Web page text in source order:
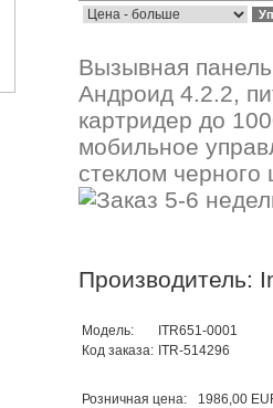
Вызывная
Андроид 4.2.2,
картридер до
мобильное
стеклом черного
Производитель:
Модель:
ITR651-0001
Код заказа: ITR-514296
Розничная цена:
1986,00